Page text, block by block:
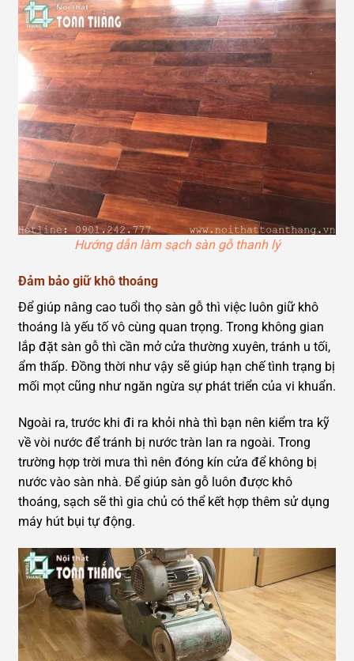
Hướng dẫn làm sạch sàn gỗ thanh lý
Đảm bảo giữ khô thoáng
Để giúp nâng cao tuổi thọ sàn gỗ thì việc luôn giữ khô
thoáng là yếu tố vô cùng quan trọng. Trong không gian
lắp đặt sàn gỗ thì cần mở cửa thường xuyên, tránh u tối,
ẩm thấp. Đồng thời như vậy sẽ giúp hạn chế tình trạng bị
mối mọt cũng như ngăn ngừa sự phát triển của vi khuẩn.
Ngoài ra, trước khi đi ra khỏi nhà thì bạn nên kiểm tra kỹ
về vòi nước để tránh bị nước tràn lan ra ngoài. Trong
trường hợp trời mưa thì nên đóng kín cửa để không bị
nước vào sàn nhà. Để giúp sàn gỗ luôn được khô
thoáng, sạch sẽ thì gia chủ có thể kết hợp thêm sử dụng
máy hút bụi tự động.